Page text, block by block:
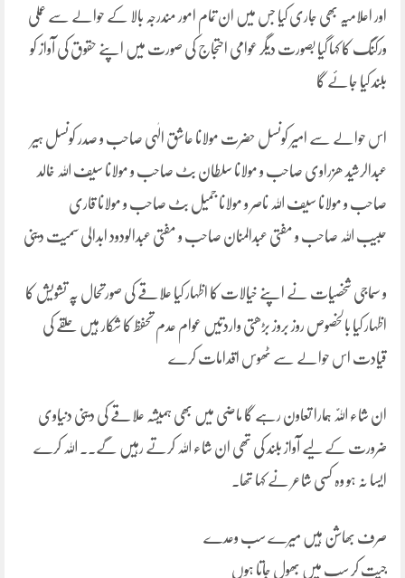
اور اعلامیہ بھی جاری کیا جس میں ان تمام امور مندرجہ بالا کے حوالے سے عملی
ورکنگ کا کہا گیا بصورت دیگر عوامی احتجاج کی صورت میں اپنے حقوق کی آواز کو
بلند کیا جائے گا
اس حوالے سے امیر کونسل حضرت مولانا عاشق الٰہی صاحب و صدر کونسل ہیر
عبدالرشید ھزراوی صاحب و مولانا سلطان بٹ صاحب و مولانا سیف اللہ خالد
صاحب و مولانا سیف اللہ ناصر و مولانا جمیل بٹ صاحب و مولانا قاری
حبیب اللہ صاحب و مفتی عبدالمنان صاحب و مفتی عبدالودود ابدالی سمیت دینی
و سماجی شخصیات نے اپنے خیالات کا اظہار کیا علاقے کی صورتحال پہ تشویش کا
اظہار کیا بالخصوص روز بروز بڑھتی واردتیں عوام عدم تحفظ کا شکار ہیں حلقے کی
قیادت اس حوالے سے ٹھوس اقدامات کرے
ان شاء اللّٰہ ہمارا تعاون رہے گا ماضی میں بھی ہمیشہ علاقے کی دینی دنیاوی
ضرورت کے لیے آواز بلند کی تھی ان شاء اللہ کرتے رہیں گے۔. اللہ کرے
ایسا نہ ہو وہ کسی شاعر نے کہا تھا۔
صرف بھاشن ہیں میرے سب وعدے
جیت کر سب میں بھول جاتا ہوں